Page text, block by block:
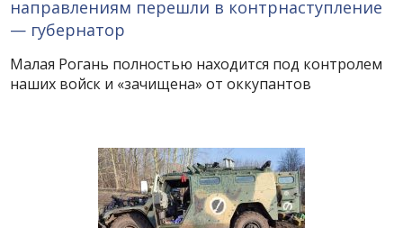
направлениям перешли в контрнаступление
— губернатор
Малая Рогань полностью находится под контролем
наших войск и «зачищена» от оккупантов